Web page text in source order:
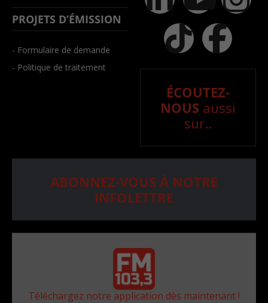
PROJETS D’ÉMISSION
- Formulaire de demande
- Politique de traitement
ÉCOUTEZ-
NOUS aussi
sur..
ABONNEZ-VOUS À NOTRE
INFOLETTRE
Téléchargez notre application dès maintenant !